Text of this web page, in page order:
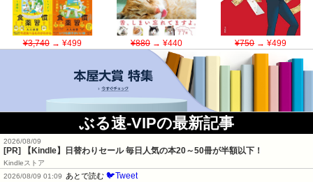
¥3,740→ ¥499 ¥880→ ¥440 ¥750→ ¥499
ぶる速-VIPの最新記事
2026/08/09
[PR] 【Kindle】日替わりセール 毎日人気の本20～50冊が半額以下！
Kindleストア
2026/08/09 01:09
あとで読む 🐦Tweet